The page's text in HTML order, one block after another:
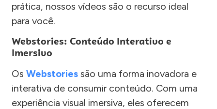
prática, nossos vídeos são o recurso ideal
para você.
Webstories: Conteúdo Interativo e
Imersivo
Os Webstories são uma forma inovadora e
interativa de consumir conteúdo. Com uma
experiência visual imersiva, eles oferecem